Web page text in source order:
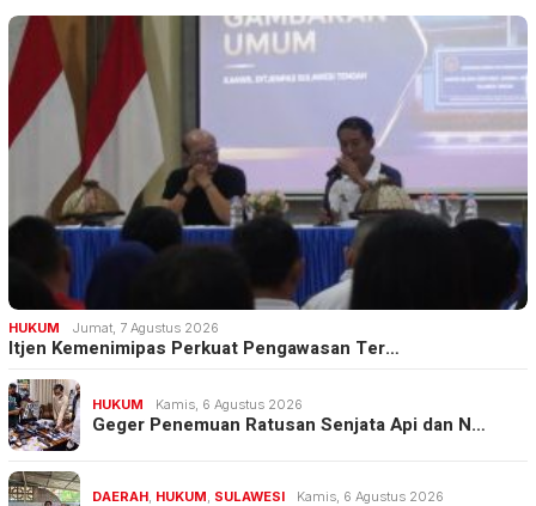
HUKUM Jumat, 7 Agustus 2026
Itjen Kemenimipas Perkuat Pengawasan Ter…
HUKUM Kamis, 6 Agustus 2026
Geger Penemuan Ratusan Senjata Api dan N…
DAERAH HUKUM SULAWESI Kamis, 6 Agustus 2026